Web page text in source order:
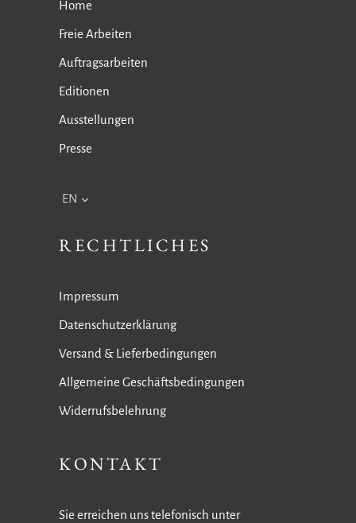
Home
Freie Arbeiten
Auftragsarbeiten
Editionen
Ausstellungen
Presse
EN
RECHTLICHES
Impressum
Datenschutzerklärung
Versand & Lieferbedingungen
Allgemeine Geschäftsbedingungen
Widerrufsbelehrung
KONTAKT
Sie erreichen uns telefonisch unter